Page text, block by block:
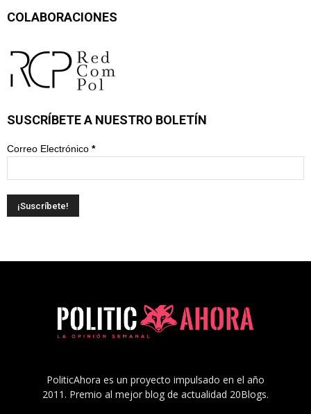
COLABORACIONES
SUSCRÍBETE A NUESTRO BOLETÍN
Correo Electrónico *
PoliticAhora es un proyecto impulsado en el año
2011. Premio al mejor blog de actualidad 20Blogs.